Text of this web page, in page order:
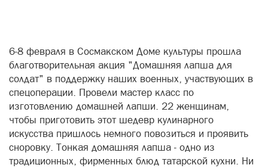
6-8 февраля в Сосмакском Доме культуры прошла
благотворительная акция "Домашняя лапша для
солдат" в поддержку наших военных, участвующих в
спецоперации. Провели мастер класс по
изготовлению домашней лапши. 22 женщинам,
чтобы приготовить этот шедевр кулинарного
искусства пришлось немного повозиться и проявить
сноровку. Тонкая домашняя лапша - одно из
традиционных, фирменных блюд татарской кухни. Ни